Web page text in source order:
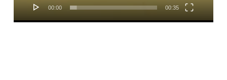
00:00 00:35